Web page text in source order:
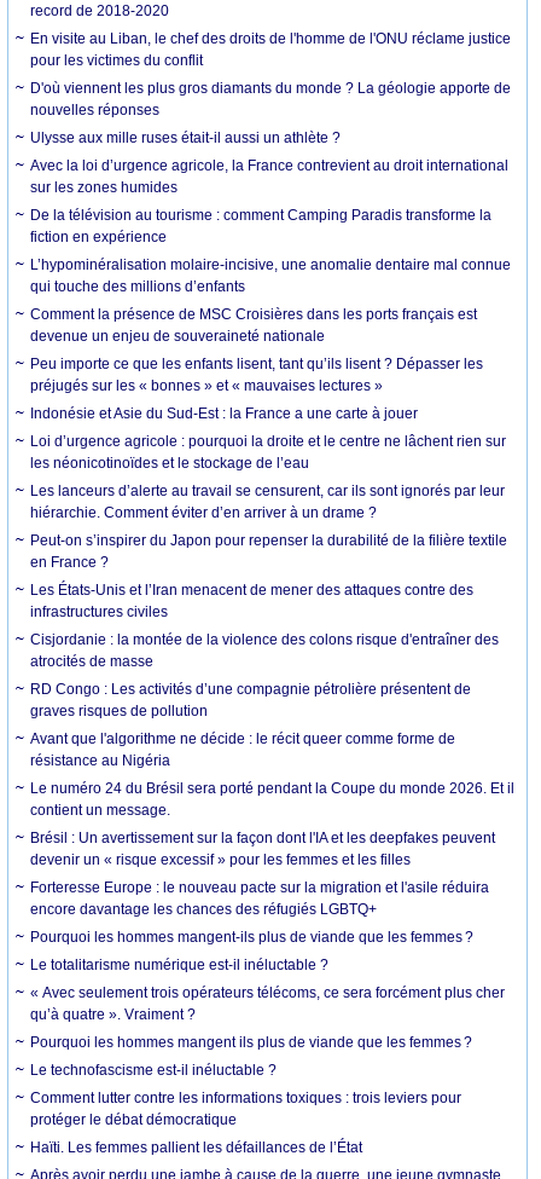
record de 2018-2020
En visite au Liban, le chef des droits de l'homme de l'ONU réclame justice
pour les victimes du conflit
D'où viennent les plus gros diamants du monde ? La géologie apporte de
nouvelles réponses
Ulysse aux mille ruses était-il aussi un athlète ?
Avec la loi d’urgence agricole, la France contrevient au droit international
sur les zones humides
De la télévision au tourisme : comment Camping Paradis transforme la
fiction en expérience
L’hypominéralisation molaire-incisive, une anomalie dentaire mal connue
qui touche des millions d’enfants
Comment la présence de MSC Croisières dans les ports français est
devenue un enjeu de souveraineté nationale
Peu importe ce que les enfants lisent, tant qu’ils lisent ? Dépasser les
préjugés sur les « bonnes » et « mauvaises lectures »
Indonésie et Asie du Sud-Est : la France a une carte à jouer
Loi d’urgence agricole : pourquoi la droite et le centre ne lâchent rien sur
les néonicotinoïdes et le stockage de l’eau
Les lanceurs d’alerte au travail se censurent, car ils sont ignorés par leur
hiérarchie. Comment éviter d’en arriver à un drame ?
Peut-on s’inspirer du Japon pour repenser la durabilité de la filière textile
en France ?
Les États-Unis et l’Iran menacent de mener des attaques contre des
infrastructures civiles
Cisjordanie : la montée de la violence des colons risque d'entraîner des
atrocités de masse
RD Congo : Les activités d’une compagnie pétrolière présentent de
graves risques de pollution
Avant que l'algorithme ne décide : le récit queer comme forme de
résistance au Nigéria
Le numéro 24 du Brésil sera porté pendant la Coupe du monde 2026. Et il
contient un message.
Brésil : Un avertissement sur la façon dont l'IA et les deepfakes peuvent
devenir un « risque excessif » pour les femmes et les filles
Forteresse Europe : le nouveau pacte sur la migration et l'asile réduira
encore davantage les chances des réfugiés LGBTQ+
Pourquoi les hommes mangent-ils plus de viande que les femmes ?
Le totalitarisme numérique est-il inéluctable ?
« Avec seulement trois opérateurs télécoms, ce sera forcément plus cher
qu’à quatre ». Vraiment ?
Pourquoi les hommes mangent ils plus de viande que les femmes ?
Le technofascisme est-il inéluctable ?
Comment lutter contre les informations toxiques : trois leviers pour
protéger le débat démocratique
Haïti. Les femmes pallient les défaillances de l’État
Après avoir perdu une jambe à cause de la guerre, une jeune gymnaste